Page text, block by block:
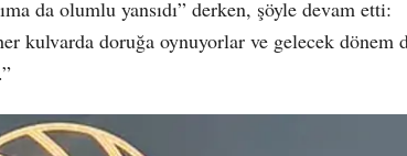
da olumlu yansıdı” derken, şöyle devam etti:
kulvarda doruğa oynuyorlar ve gelecek dönem